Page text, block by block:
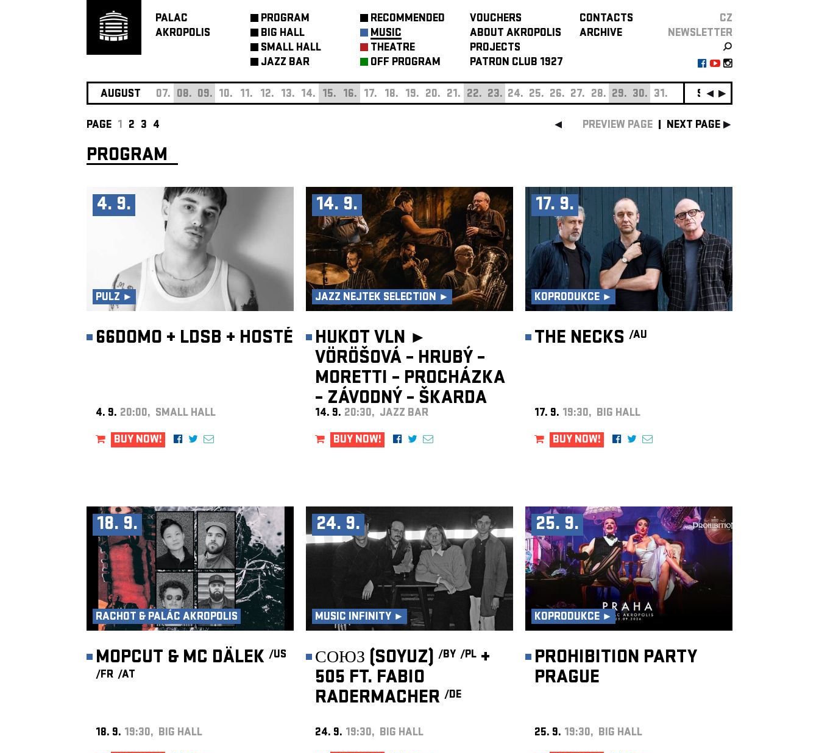
PALAC
AKROPOLIS
PROGRAM
BIG HALL
SMALL HALL
JAZZ BAR
RECOMMENDED
MUSIC
THEATRE
OFF PROGRAM
VOUCHERS
ABOUT AKROPOLIS
PROJECTS
PATRON CLUB 1927
CONTACTS
ARCHIVE
CZ
NEWSLETTER
AUGUST 07. 08. 09. 10. 11. 12. 13. 14. 15. 16. 17. 18. 19. 20. 21. 22. 23. 24. 25. 26. 27. 28. 29. 30. 31. SEPTEMBER
PAGE 1 2 3 4 PREVIEW PAGE NEXT PAGE
PROGRAM
4. 9.
PULZ ►
66DOMO + LDSB + HOSTÉ
4. 9. 20:00, SMALL HALL
BUY NOW!
14. 9.
JAZZ NEJTEK SELECTION ►
HUKOT VLN ►
VÖRÖŠOVÁ – HRUBÝ –
MORETTI – PROCHÁZKA
– ZÁVODNÝ – ŠKARDA
14. 9. 20:30, JAZZ BAR
BUY NOW!
17. 9.
KOPRODUKCE ►
THE NECKS /AU
17. 9. 19:30, BIG HALL
BUY NOW!
18. 9.
RACHOT & PALÁC AKROPOLIS
MOPCUT & MC DÄLEK /US
/FR /AT
18. 9. 19:30, BIG HALL
24. 9.
MUSIC INFINITY ►
СОЮЗ (SOYUZ) /BY /PL +
505 FT. FABIO
RADERMACHER /DE
24. 9. 19:30, BIG HALL
25. 9.
KOPRODUKCE ►
PROHIBITION PARTY
PRAGUE
25. 9. 19:30, BIG HALL